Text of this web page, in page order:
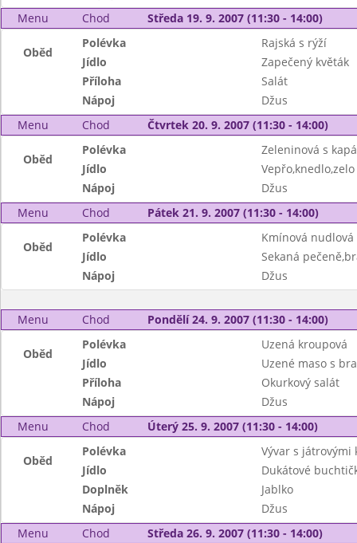
Menu
Chod Středa 19. 9. 2007 (11:30 - 14:00)
Oběd
Polévka
Rajská s rýží
Jídlo
Zapečený květák
Příloha
Salát
Nápoj
Džus
Menu
Chod Čtvrtek 20. 9. 2007 (11:30 - 14:00)
Oběd
Polévka
Zeleninová s
Jídlo
Vepřo,knedlo,zelo
Nápoj
Džus
Menu
Chod Pátek 21. 9. 2007 (11:30 - 14:00)
Oběd
Polévka
Kmínová nudlová
Jídlo
Sekaná
Nápoj
Džus
Menu Chod Pondělí 24. 9. 2007 (11:30 - 14:00)
Oběd
Polévka
Uzená kroupová
Jídlo
Uzené maso s
Příloha
Okurkový salát
Nápoj
Džus
Menu
Chod Úterý 25. 9. 2007 (11:30 - 14:00)
Oběd
Polévka
Vývar s játrovými
Jídlo
Dukátové
Doplněk
Jablko
Nápoj
Džus
Menu
Chod Středa 26. 9. 2007 (11:30 - 14:00)